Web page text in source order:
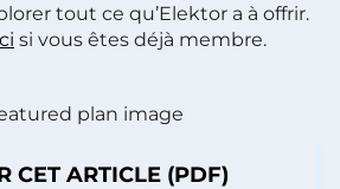
tout ce qu’Elektor a à offrir.
si vous êtes déjà membre.
CET ARTICLE (PDF)